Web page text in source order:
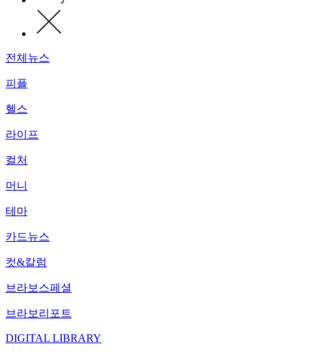
전체뉴스
피플
헬스
라이프
컬처
머니
테마
카드뉴스
컷&칼럼
브라보스페셜
브라보리포트
DIGITAL LIBRARY